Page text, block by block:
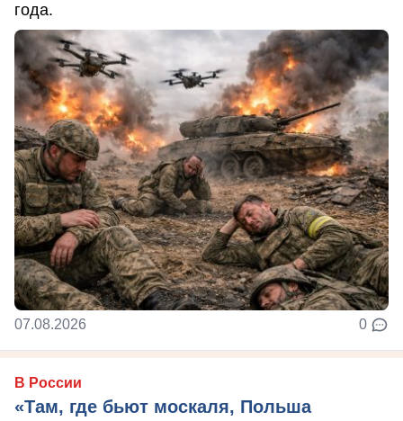
года.
07.08.2026 0
В России
«Там, где бьют москаля, Польша